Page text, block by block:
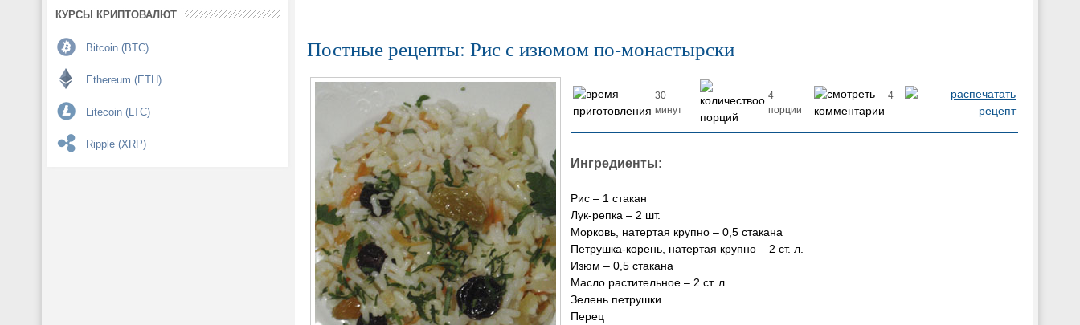
КУРСЫ КРИПТОВАЛЮТ
Bitcoin (BTC)
Ethereum (ETH)
Litecoin (LTC)
Ripple (XRP)
Постные рецепты: Рис с изюмом по-монастырски
30
минут
4
порции
4
Ингредиенты:
Рис – 1 стакан
Лук-репка – 2 шт.
Морковь, натертая крупно – 0,5 стакана
Петрушка-корень, натертая крупно – 2 ст. л.
Изюм – 0,5 стакана
Масло растительное – 2 ст. л.
Зелень петрушки
Перец